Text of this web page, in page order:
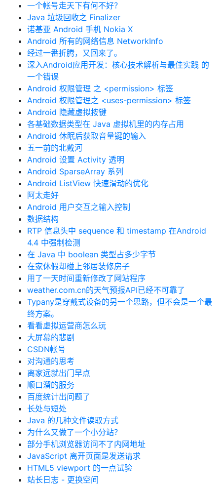
一个帐号走天下有何不好？
Java 垃圾回收之 Finalizer
诺基亚 Android 手机 Nokia X
Android 所有的网络信息 NetworkInfo
经过一番折腾，又回来了。
深入Android应用开发：核心技术解析与最佳实践 的
一个错误
Android 权限管理 之 <permission> 标签
Android 权限管理之 <uses-permission> 标签
Android 隐藏虚拟按键
各基础数据类型在 Java 虚拟机里的内存占用
Android 休眠后获取音量键的输入
五一前的北戴河
Android 设置 Activity 透明
Android SparseArray 系列
Android ListView 快速滑动的优化
阿太走好
Android 用户交互之输入控制
数据结构
RTP 信息头中 sequence 和 timestamp 在Android
4.4 中强制检测
在 Java 中 boolean 类型占多少字节
在家休假却碰上邻居装修房子
用了一天时间重新修改了网站程序
weather.com.cn的天气预报API已经不可靠了
Typany是穿戴式设备的另一个思路，但不会是一个最
终方案。
看看虚拟运营商怎么玩
大屏幕的悲剧
CSDN帐号
对沟通的思考
离家远就出门早点
顺口溜的服务
百度统计出问题了
长处与短处
Java 的几种文件读取方式
为什么又做了一个小分站？
部分手机浏览器访问不了内网地址
JavaScript 离开页面是发送请求
HTML5 viewport 的一点试验
站长日志 - 更换空间